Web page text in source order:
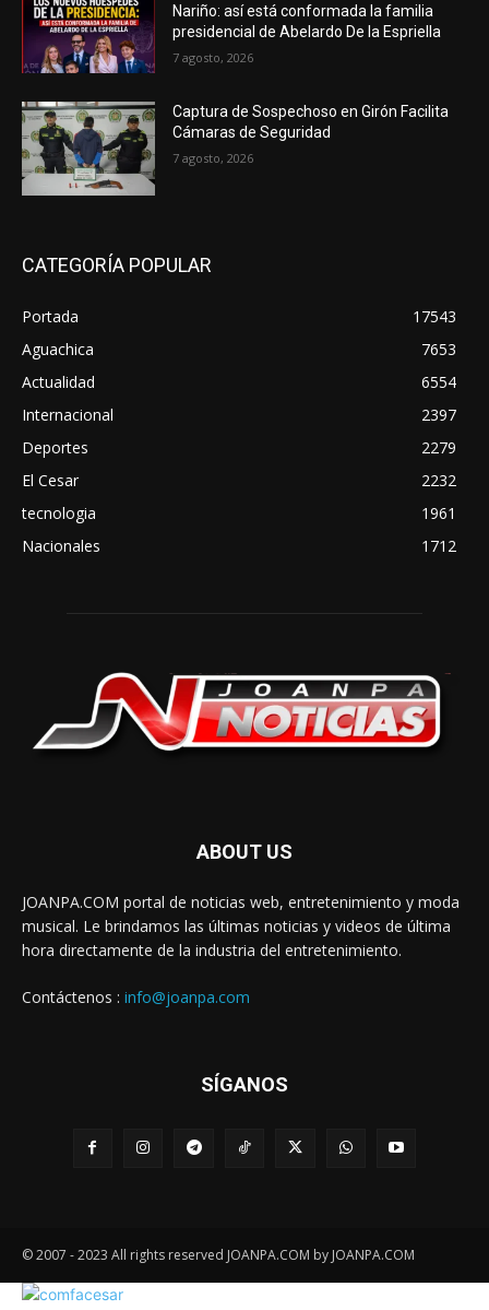
Nariño: así está conformada la familia
presidencial de Abelardo De la Espriella
7 agosto, 2026
Captura de Sospechoso en Girón Facilita
Cámaras de Seguridad
7 agosto, 2026
CATEGORÍA POPULAR
Portada
17543
Aguachica
7653
Actualidad
6554
Internacional
2397
Deportes
2279
El Cesar
2232
tecnologia
1961
Nacionales
1712
ABOUT US
JOANPA.COM portal de noticias web, entretenimiento y moda
musical. Le brindamos las últimas noticias y videos de última
hora directamente de la industria del entretenimiento.
Contáctenos : info@joanpa.com
SÍGANOS
© 2007 - 2023 All rights reserved JOANPA.COM by JOANPA.COM